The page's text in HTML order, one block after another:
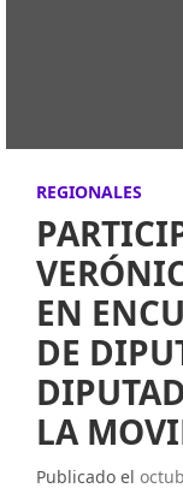
REGIONALES
EN
DE
LA
Publicado el